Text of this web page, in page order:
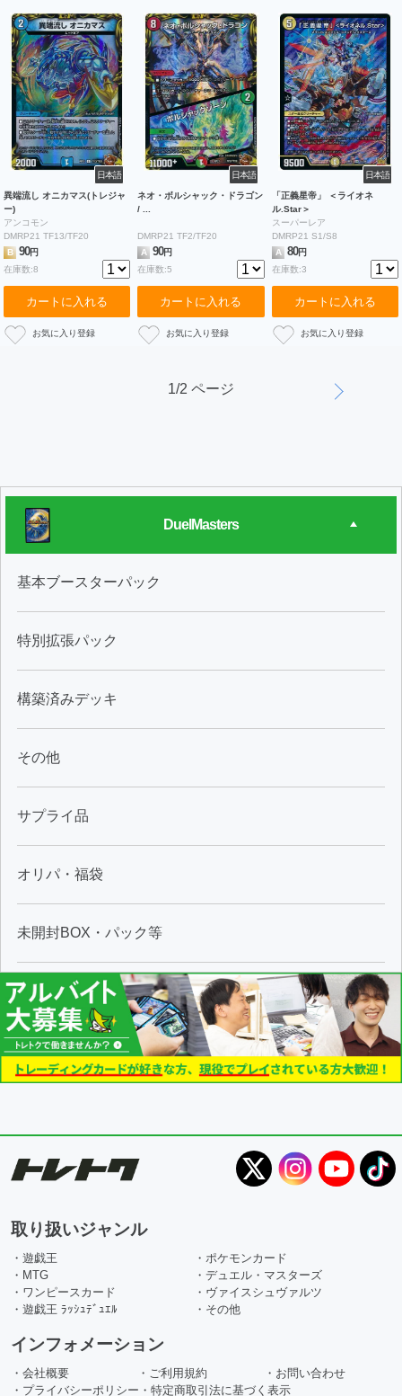
日本語
異端流し オニカマス(トレジャ
ー)
アンコモン
DMRP21 TF13/TF20
B
90円
在庫数:8
カートに入れる
日本語
ネオ・ボルシャック・ドラゴン
/ ...
DMRP21 TF2/TF20
A
90円
在庫数:5
カートに入れる
日本語
「正義星帝」 ＜ライオネ
ル.Star＞
スーパーレア
DMRP21 S1/S8
A 80円
在庫数:3
カートに入れる
1/2 ページ
DuelMasters
基本ブースターパック
特別拡張パック
構築済みデッキ
その他
サプライ品
オリパ・福袋
未開封BOX・パック等
取り扱いジャンル
・遊戯王
・ポケモンカード
・MTG
・デュエル・マスターズ
・ワンピースカード
・ヴァイスシュヴァルツ
・遊戯王 ﾗｯｼｭﾃﾞｭｴﾙ
・その他
インフォメーション
・会社概要 ・ご利用規約
・お問い合わせ
・プライバシーポリシー ・特定商取引法に基づく表示